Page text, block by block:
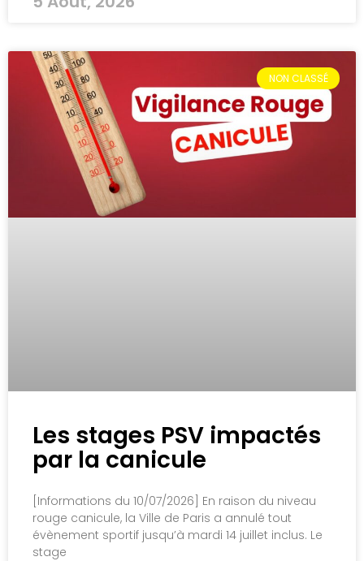
NON CLASSÉ
Les stages PSV impactés
par la canicule
[Informations du 10/07/2026] En raison du niveau
rouge canicule, la Ville de Paris a annulé tout
évènement sportif jusqu’à mardi 14 juillet inclus. Le
stage